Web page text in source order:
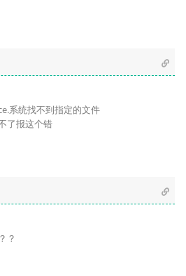
系统找不到指定的文件
了报这个错
？